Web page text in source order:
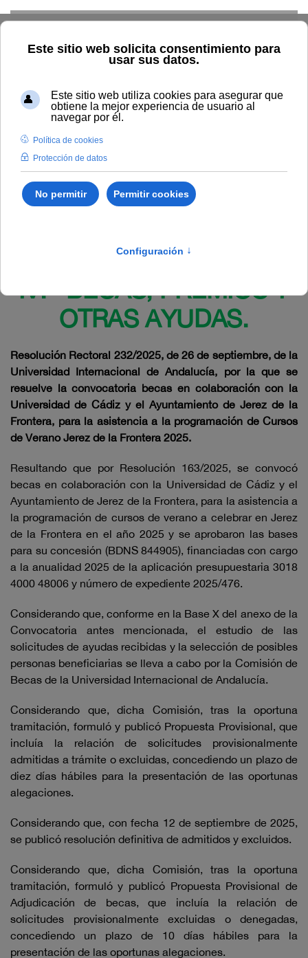
Inicio BOUNIA
Resolución Rectoral 232/2025, de 26 de
septiembre, de la Universidad Internacional de Andalucía, por la
Universidad de Cádiz y el Ayuntamiento de Jerez de la Frontera,
para la asistencia a la programación de Cursos de Verano Jerez
de la Frontera 2025.
IV. BECAS, PREMIOS Y
OTRAS AYUDAS.
Resolución Rectoral 232/2025, de 26 de septiembre,de la
Universidad Internacional de Andalucía, por la que se
resuelve la convocatoria becas en colaboración con la
Universidad de Cádiz y el Ayuntamiento de Jerez de la
Frontera, para la asistencia a la programación de Cursos
de Verano Jerez de la Frontera 2025.
Resultando que por Resolución 163/2025, se convocó
becas en colaboración con la Universidad de Cádiz y el
Ayuntamiento de Jerez de la Frontera, para la asistencia a
la programación de cursos de verano a celebrar en Jerez
de la Frontera en el año 2025 y se aprobaron las bases
para su concesión (BDNS 844905), financiadas con cargo
a la anualidad 2025 de la aplicación presupuestaria 3018
4000 48006 y número de expediente 2025/476.
Considerando que, conforme en la Base X del anexo de la
Convocatoria antes mencionada, el estudio de las
solicitudes de ayudas recibidas y la selección de posibles
personas beneficiarias se lleva a cabo por la Comisión de
Becas de la Universidad Internacional de Andalucía.
Considerando que, dicha Comisión, tras la oportuna
tramitación, formuló y publicó Propuesta Provisional, que
incluía la relación de solicitudes provisionalmente
admitidas a trámite o excluidas, concediendo un plazo de
diez días hábiles para la presentación de las oportunas
alegaciones.
Considerando que, con fecha 12 de septiembre de 2025,
se publicó resolución definitiva de admitidos y excluidos.
Considerando que, dicha Comisión, tras la oportuna
tramitación, formuló y publicó Propuesta Provisional de
Adjudicación de becas, que incluía la relación de
solicitudes provisionalmente excluidas o denegadas,
concediendo un plazo de 10 días hábiles para la
presentación de las oportunas alegaciones.